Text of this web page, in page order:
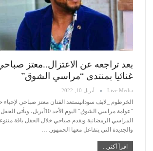
بعد تراجعه عن الاعتزال..معتز
غنائيا بمنتدى “مراسي الشوق”
Live Media أبريل 10, 2022
الخرطوم _لايف سودانيستعد الفنان معتز صباحي لإحياء
"عوامة مراسي الشوق" اليوم الأحد
المراسي الرمضانية ويقدم صباحي خلال الحفل باقة
والجديدة التي يتفاعل معها الجمهور. …
اقرأ أكثر...